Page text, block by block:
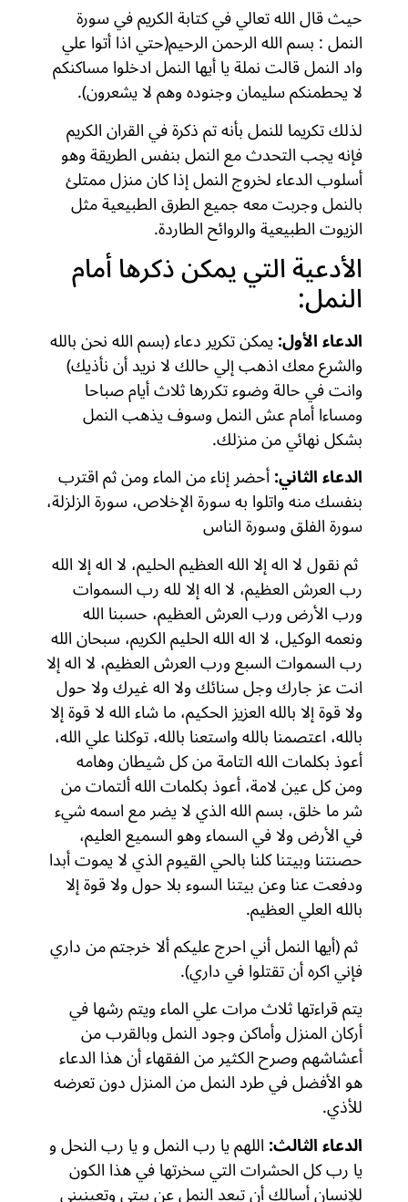
حيث قال الله تعالي في كتابة الكريم في سورة
النمل : بسم الله الرحمن الرحيم(حتي اذا أتوا علي
واد النمل قالت نملة يا أيها النمل ادخلوا مساكنكم
لا يحطمنكم سليمان وجنوده وهم لا يشعرون).
لذلك تكريما للنمل بأنه تم ذكرة في القران الكريم
فإنه يجب التحدث مع النمل بنفس الطريقة وهو
أسلوب الدعاء لخروج النمل إذا كان منزل ممتلئ
بالنمل وجربت معه جميع الطرق الطبيعية مثل
الزيوت الطبيعية والروائح الطاردة.
الأدعية التي يمكن ذكرها أمام
النمل:
الدعاء الأول:يمكن تكرير دعاء (بسم الله نحن بالله
والشرع معك اذهب إلي حالك لا نريد أن نأذيك)
وانت في حالة وضوء تكررها ثلاث أيام صباحا
ومساءا أمام عش النمل وسوف يذهب النمل
بشكل نهائي من منزلك.
الدعاء الثاني:أحضر إناء من الماء ومن ثم اقترب
بنفسك منه واتلوا به سورة الإخلاص، سورة الزلزلة،
سورة الفلق وسورة الناس
ثم نقول لا اله إلا الله العظيم الحليم، لا اله إلا الله
رب العرش العظيم، لا اله إلا لله رب السموات
ورب الأرض ورب العرش العظيم، حسبنا الله
ونعمه الوكيل، لا اله الله الحليم الكريم، سبحان الله
رب السموات السبع ورب العرش العظيم، لا اله إلا
انت عز جارك وجل سنائك ولا اله غيرك ولا حول
ولا قوة إلا بالله العزيز الحكيم، ما شاء الله لا قوة إلا
بالله، اعتصمنا بالله واستعنا بالله، توكلنا علي الله،
أعوذ بكلمات الله التامة من كل شيطان وهامه
ومن كل عين لامة، أعوذ بكلمات الله ألتمات من
شر ما خلق، بسم الله الذي لا يضر مع اسمه شيء
في الأرض ولا في السماء وهو السميع العليم،
حصنتنا وبيتنا كلنا بالحي القيوم الذي لا يموت أبدا
ودفعت عنا وعن بيتنا السوء بلا حول ولا قوة إلا
بالله العلي العظيم.
ثم (أيها النمل أني احرج عليكم ألا خرجتم من داري
فإني اكره أن تقتلوا في داري).
يتم قراءتها ثلاث مرات علي الماء ويتم رشها في
أركان المنزل وأماكن وجود النمل وبالقرب من
أعشاشهم وصرح الكثير من الفقهاء أن هذا الدعاء
هو الأفضل في طرد النمل من المنزل دون تعرضه
للأذي.
الدعاء الثالث:اللهم يا رب النمل و يا رب النحل و
يا رب كل الحشرات التي سخرتها في هذا الكون
للإنسان أسالك أن تبعد النمل عن بيتي وتعينيني